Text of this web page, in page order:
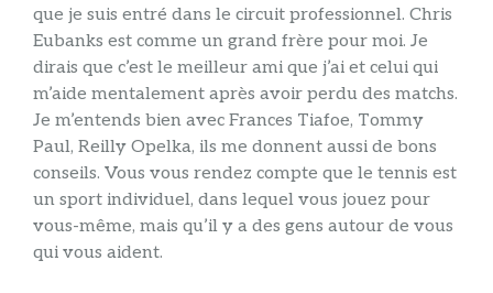
que je suis entré dans le circuit professionnel. Chris
Eubanks est comme un grand frère pour moi. Je
dirais que c’est le meilleur ami que j’ai et celui qui
m’aide mentalement après avoir perdu des matchs.
Je m’entends bien avec Frances Tiafoe, Tommy
Paul, Reilly Opelka, ils me donnent aussi de bons
conseils. Vous vous rendez compte que le tennis est
un sport individuel, dans lequel vous jouez pour
vous-même, mais qu’il y a des gens autour de vous
qui vous aident.